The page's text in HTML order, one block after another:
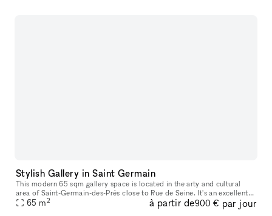
Stylish Gallery in Saint Germain
This modern 65 sqm gallery space is located in the arty and cultural
area of Saint-Germain-des-Prés close to Rue de Seine. It's an excellent
location for Art Exhibitions, Showrooms and Private Sales.
65 m2 à partir de900 € par jour